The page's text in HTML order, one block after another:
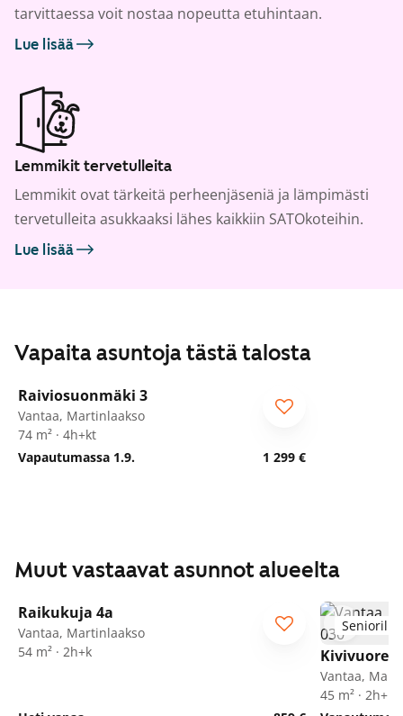
tarvittaessa voit nostaa nopeutta etuhintaan.
Lue lisää
Lemmikit tervetulleita
Lemmikit ovat tärkeitä perheenjäseniä ja lämpimästi
tervetulleita asukkaaksi lähes kaikkiin SATOkoteihin.
Lue lisää
Vapaita asuntoja tästä talosta
/33
Raiviosuonmäki 3
Vantaa, Martinlaakso
74 m² · 4h+kt
Vapautumassa 1.9.
1 299 €
Muut vastaavat asunnot alueelta
Raikukuja 4a
Vantaa, Martinlaakso
54 m² · 2h+k
Seniorille
Vantaa,
45 m² · 2h+kk